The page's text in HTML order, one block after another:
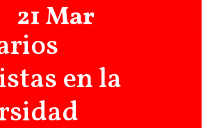
21 Mar
en la